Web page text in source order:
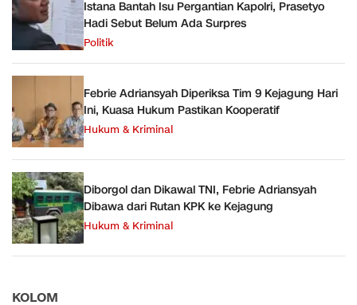
Istana Bantah Isu Pergantian Kapolri, Prasetyo
Hadi Sebut Belum Ada Surpres
Politik
Febrie Adriansyah Diperiksa Tim 9 Kejagung Hari
Ini, Kuasa Hukum Pastikan Kooperatif
Hukum & Kriminal
Diborgol dan Dikawal TNI, Febrie Adriansyah
Dibawa dari Rutan KPK ke Kejagung
Hukum & Kriminal
KOLOM